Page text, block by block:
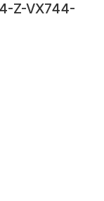
Z-VX744-